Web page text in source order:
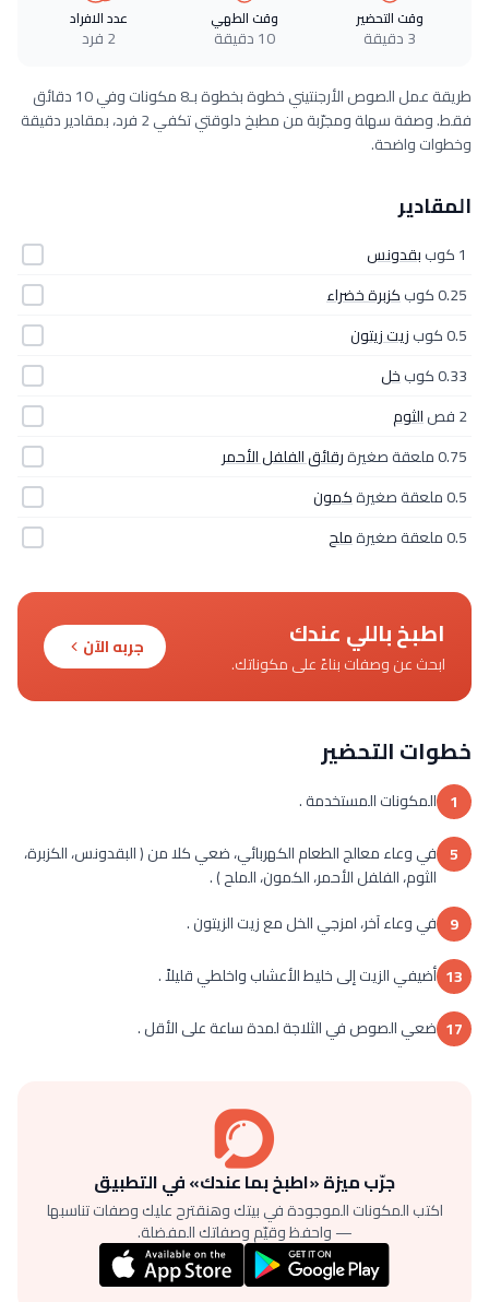
وقت التحضير
3 دقيقة
وقت الطهي
10 دقيقة
عدد الافراد
2 فرد
طريقة عمل الصوص الأرجنتيني خطوة بخطوة بـ8 مكونات وفي 10 دقائق
فقط. وصفة سهلة ومجرّبة من مطبخ دلوقتي تكفي 2 فرد، بمقادير دقيقة
وخطوات واضحة.
المقادير
1 كوب
بقدونس
0.25 كوب
كزبرة خضراء
0.5 كوب
زيت زيتون
0.33 كوب
خل
2 فص
الثوم
0.75 ملعقة صغيرة
رقائق الفلفل الأحمر
0.5 ملعقة صغيرة
كمون
0.5 ملعقة صغيرة
ملح
اطبخ باللي عندك
ابحث عن وصفات بناءً على مكوناتك.
جربه الآن
خطوات التحضير
1 المكونات المستخدمة .
5 في وعاء معالج الطعام الكهربائي، ضعي كلا من ( البقدونس، الكزبرة،
الثوم، الفلفل الأحمر، الكمون، الملح ) .
9 في وعاء آخر، امزجي الخل مع زيت الزيتون .
13 أضيفي الزيت إلى خليط الأعشاب واخلطي قليلاً .
17 ضعي الصوص في الثلاجة لمدة ساعة على الأقل .
جرّب ميزة «اطبخ بما عندك» في التطبيق
اكتب المكونات الموجودة في بيتك وهنقترح عليك وصفات تناسبها
— واحفظ وقيّم وصفاتك المفضلة.